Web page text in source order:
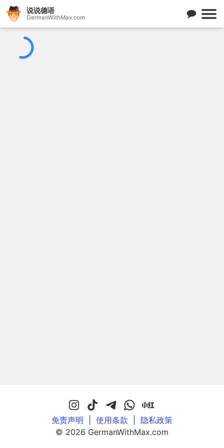
说说德语
GermanWithMax.com
免责声明 使用条款
隐私政策
© 2026 GermanWithMax.com